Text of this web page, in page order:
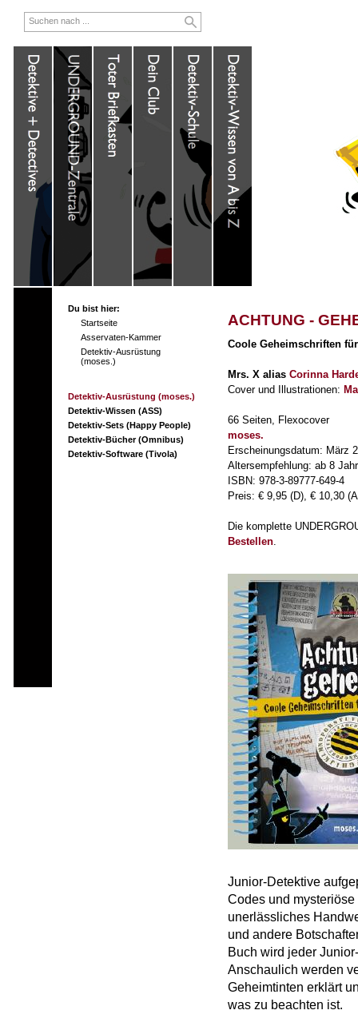
Du bist hier:
Startseite
Asservaten-Kammer
Detektiv-Ausrüstung
(moses.)
Detektiv-Ausrüstung (moses.)
Detektiv-Wissen (ASS)
Detektiv-Sets (Happy People)
Detektiv-Bücher (Omnibus)
Detektiv-Software (Tivola)
ACHTUNG -
Coole Geheimschriften
Mrs. X alias Corinna
Cover und Illustrationen:
66 Seiten, Flexocover
moses.
Erscheinungsdatum: März
Altersempfehlung: ab 8
ISBN: 978-3-89777-649-4
Preis: € 9,95 (D), € 10,30
Die komplette
Bestellen.
Junior-Detektive
Codes und
unerlässliches
und andere
Buch wird jeder
Anschaulich werden
Geheimtinten erklärt
was zu beachten ist.